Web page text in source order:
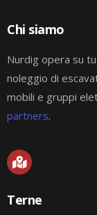
Chi siamo
Nurdig opera su
noleggio di
mobili e gruppi
partners.
M
a
p
m
Terne